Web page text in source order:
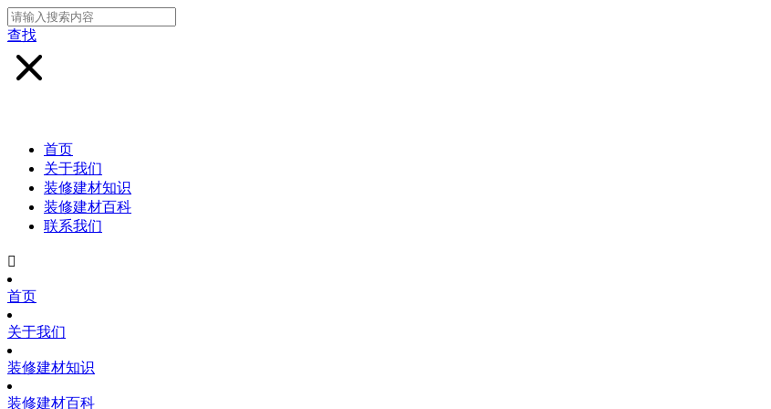
查找
首页
关于我们
装修建材知识
装修建材百科
联系我们

首页
关于我们
装修建材知识
装修建材百科